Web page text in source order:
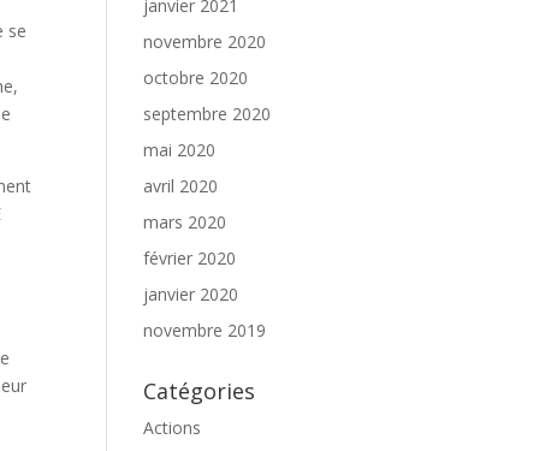
se
janvier 2021
novembre 2020
octobre 2020
septembre 2020
mai 2020
avril 2020
mars 2020
février 2020
janvier 2020
novembre 2019
Catégories
Actions